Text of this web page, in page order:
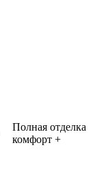
Полная отделка
комфорт +